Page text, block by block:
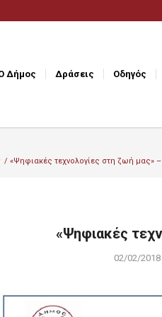
Δήμος Δράσεις Οδηγός
/ «Ψηφιακές τεχνολογίες στη ζωή μας» –
«Ψηφιακές
02/02/2018